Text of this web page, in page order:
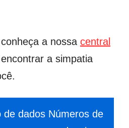
a nossa central
a simpatia
de dados Números de